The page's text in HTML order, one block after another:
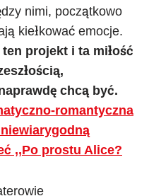
nimi, początkowo
kiełkować emocje.
projekt i ta miłość
chcą być.
romantyczna
,,Po prostu Alice?